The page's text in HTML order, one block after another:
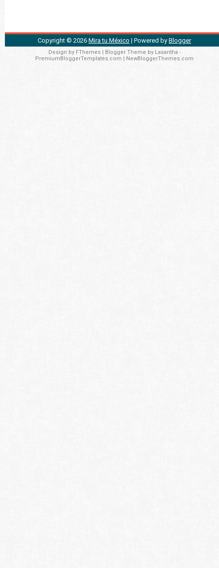
Copyright © 2026 Mira tu México | Powered by Blogger
Design by FThemes| Blogger Theme by Lasantha -
PremiumBloggerTemplates.com
NewBloggerThemes.com